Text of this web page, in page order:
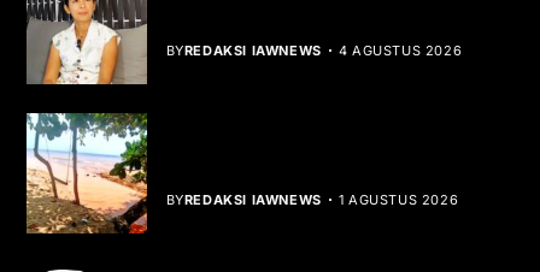
BYREDAKSI IAWNEWS 4 AGUSTUS 2026
BYREDAKSI IAWNEWS 1 AGUSTUS 2026